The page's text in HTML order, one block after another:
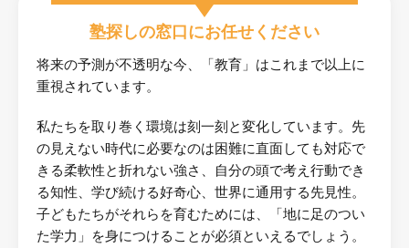
塾探しの窓口にお任せください
将来の予測が不透明な今、「教育」はこれまで以上に
重視されています。
私たちを取り巻く環境は刻一刻と変化しています。先
の見えない時代に必要なのは困難に直面しても対応で
きる柔軟性と折れない強さ、自分の頭で考え行動でき
る知性、学び続ける好奇心、世界に通用する先見性。
子どもたちがそれらを育むためには、「地に足のつい
た学力」を身につけることが必須といえるでしょう。